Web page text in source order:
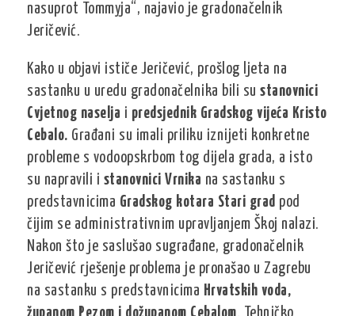
nasuprot Tommyja“, najavio je gradonačelnik
Jeričević.
Kako u objavi ističe Jeričević, prošlog ljeta na
sastanku u uredu gradonačelnika bili sustanovnici
Cvjetnog naselja i predsjednik Gradskog vijeća Kristo
Cebalo. Građani su imali priliku iznijeti konkretne
probleme s vodoopskrbom tog dijela grada, a isto
su napravili i stanovnici Vrnika na sastanku s
predstavnicima Gradskog kotara Stari grad pod
čijim se administrativnim upravljanjem Škoj nalazi.
Nakon što je saslušao sugrađane, gradonačelnik
Jeričević rješenje problema je pronašao u Zagrebu
na sastanku s predstavnicima Hrvatskih voda,